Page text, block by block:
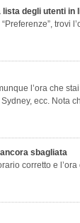
degli utenti in
trovi
l’ora che
ecc. Nota
sbagliata
corretto e